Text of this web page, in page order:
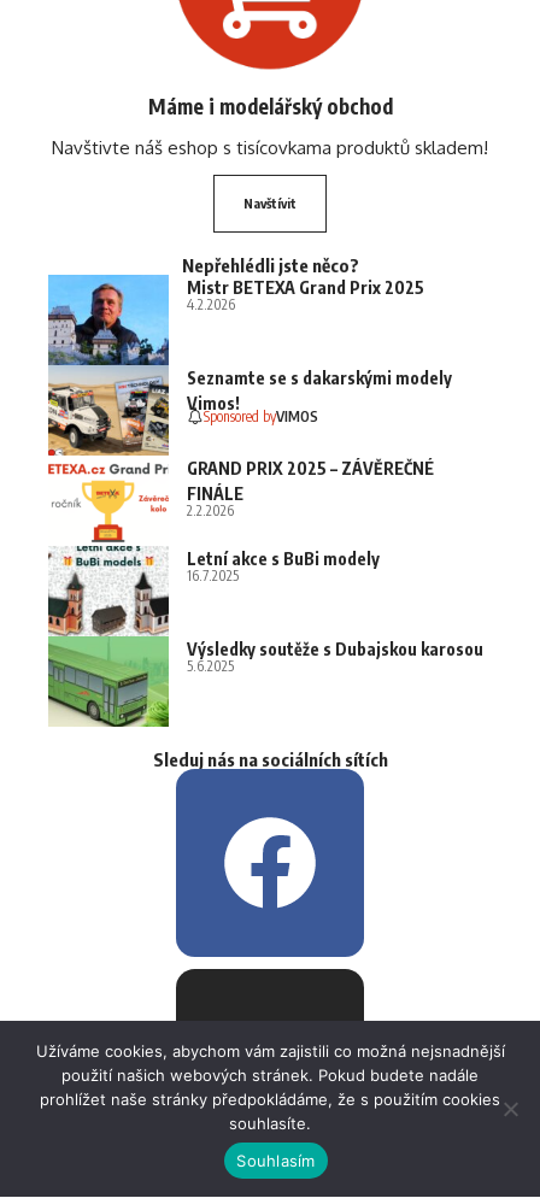
Máme i modelářský obchod
Navštivte náš eshop s tisícovkama produktů skladem!
Navštívit
Nepřehlédli jste něco?
Mistr BETEXA Grand Prix 2025
4.2.2026
Seznamte se s dakarskými modely
Vimos!
Sponsored byVIMOS
GRAND PRIX 2025 – ZÁVĚREČNÉ
FINÁLE
2.2.2026
Letní akce s BuBi modely
16.7.2025
Výsledky soutěže s Dubajskou karosou
5.6.2025
Sleduj nás na sociálních sítích
Užíváme cookies, abychom vám zajistili co možná nejsnadnější
použití našich webových stránek. Pokud budete nadále
prohlížet naše stránky předpokládáme, že s použitím cookies
souhlasíte.
Souhlasím